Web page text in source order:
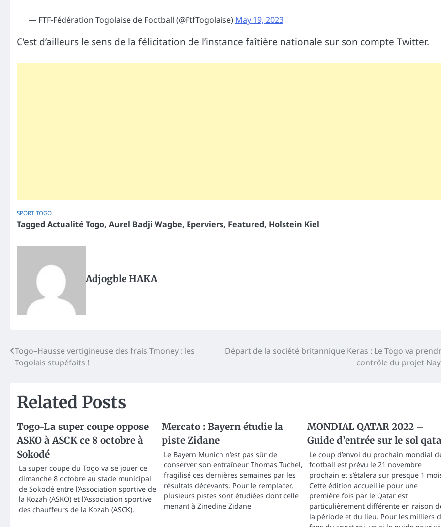
— FTF-Fédération Togolaise de Football (@FtfTogolaise) May 19, 2023
C’est d’ailleurs le sens de la félicitation de l’instance faîtière nationale sur son compte Twitter.
SPORT TOGO
Tagged Actualité Togo, Aurel Badji Wagbe, Eperviers, Featured, Holstein Kiel
Adjogble HAKA
Post
navigation
Togo–Hausse vertigineuse des frais Tmoney : les
Togolais stupéfaits !
Départ de la société britannique Keras : Le Togo va
contrôle du projet
Related Posts
Togo-La super coupe oppose
ASKO à ASCK ce 8 octobre à
Sokodé
La super coupe du Togo va se jouer ce
dimanche 8 octobre au stade municipal
de Sokodé entre l’Association sportive de
la Kozah (ASKO) et l’Association sportive
des chauffeurs de la Kozah (ASCK).
Mercato : Bayern étudie la
piste Zidane
Le Bayern Munich n’est pas sûr de
conserver son entraîneur Thomas Tuchel,
fragilisé ces dernières semaines par les
résultats décevants. Pour le remplacer,
plusieurs pistes sont étudiées dont celle
menant à Zinedine Zidane.
MONDIAL QATAR 2022 –
Guide d’entrée sur le sol
Le coup d’envoi du prochain mondial
football est prévu le 21 novembre
prochain et s’étalera sur presque 1
Cette édition accueillie pour une
première fois par le Qatar est
particulièrement différente en raison
la période et du lieu. Pour les milliers